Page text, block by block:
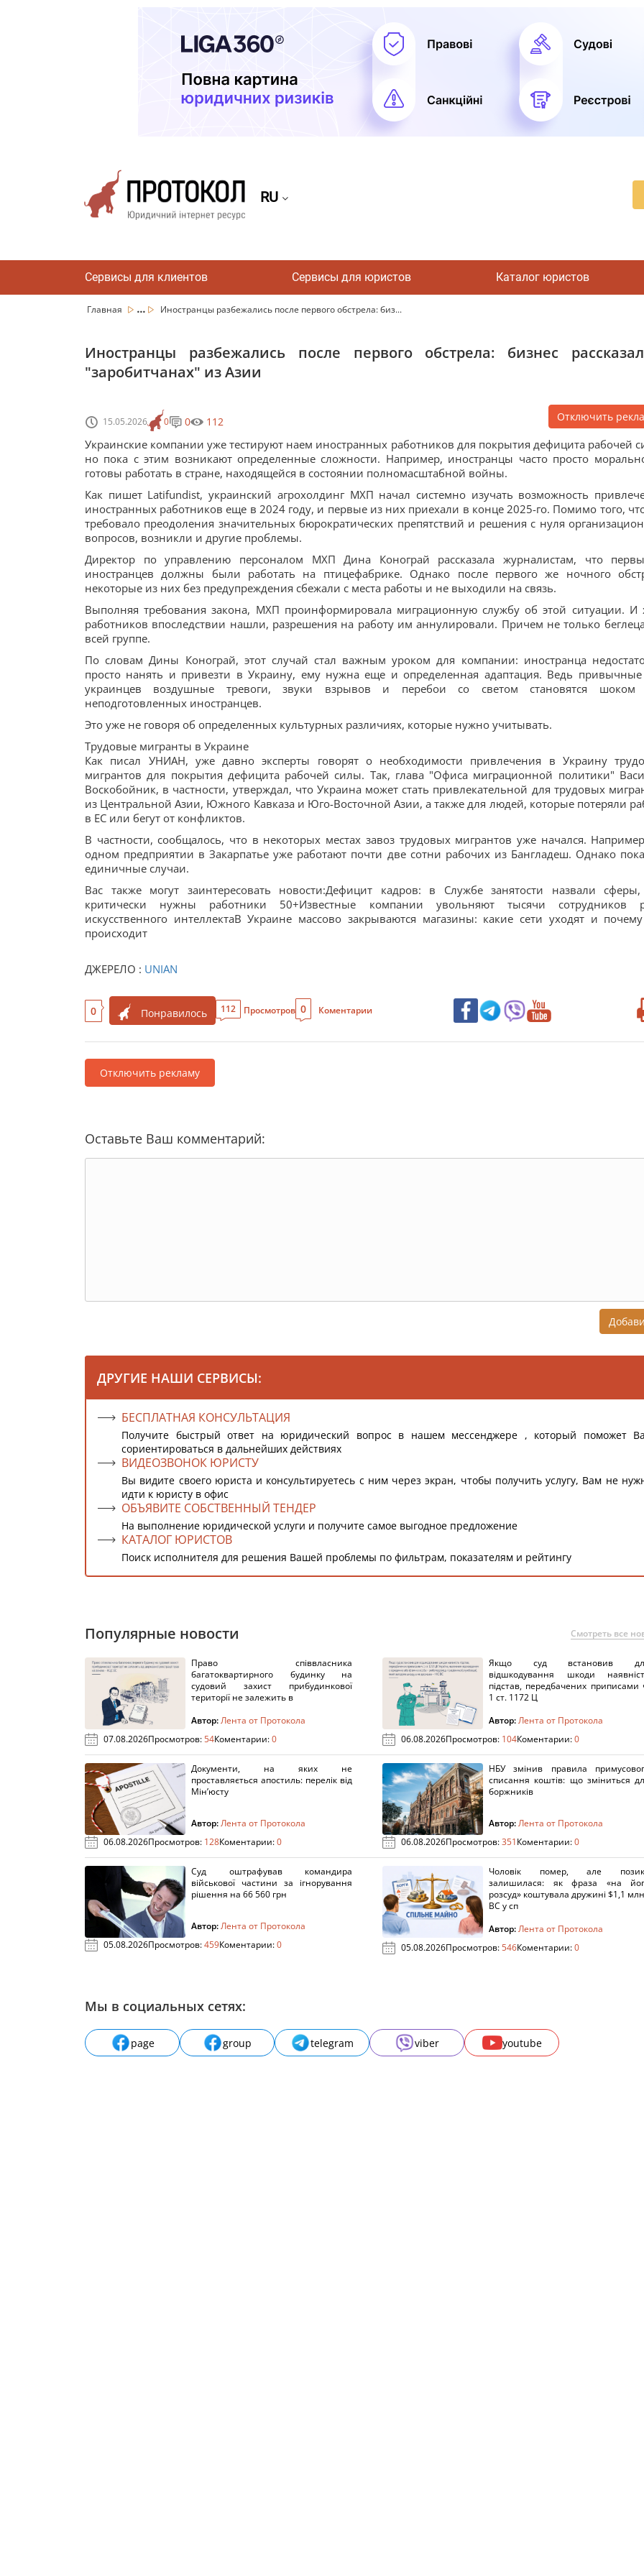
RU
Сервисы для клиентов Сервисы для юристов Каталог юристов
Главная ... Иностранцы разбежались после первого обстрела: биз...
Иностранцы разбежались после первого обстрела: бизнес
"заробитчанах" из Азии
15.05.2026 0 0 112 Отключить
Украинские компании уже тестируют наем иностранных работников для покрытия дефицита рабочей
но пока с этим возникают определенные сложности. Например, иностранцы часто просто
готовы работать в стране, находящейся в состоянии полномасштабной войны.
Как пишет Latifundist, украинский агрохолдинг МХП начал системно изучать возможность
иностранных работников еще в 2024 году, и первые из них приехали в конце 2025-го. Помимо того,
требовало преодоления значительных бюрократических препятствий и решения с нуля
вопросов, возникли и другие проблемы.
Директор по управлению персоналом МХП Дина Конограй рассказала журналистам, что
иностранцев должны были работать на птицефабрике. Однако после первого же ночного
некоторые из них без предупреждения сбежали с места работы и не выходили на связь.
Выполняя требования закона, МХП проинформировала миграционную службу об этой ситуации. И
работников впоследствии нашли, разрешения на работу им аннулировали. Причем не только
всей группе.
По словам Дины Конограй, этот случай стал важным уроком для компании: иностранца
просто нанять и привезти в Украину, ему нужна еще и определенная адаптация. Ведь
украинцев воздушные тревоги, звуки взрывов и перебои со светом становятся шоком
неподготовленных иностранцев.
Это уже не говоря об определенных культурных различиях, которые нужно учитывать.
Трудовые мигранты в Украине
Как писал УНИАН, уже давно эксперты говорят о необходимости привлечения в Украину
мигрантов для покрытия дефицита рабочей силы. Так, глава "Офиса миграционной политики"
Воскобойник, в частности, утверждал, что Украина может стать привлекательной для трудовых
из Центральной Азии, Южного Кавказа и Юго-Восточной Азии, а также для людей, которые потеряли
в ЕС или бегут от конфликтов.
В частности, сообщалось, что в некоторых местах завоз трудовых мигрантов уже начался.
одном предприятии в Закарпатье уже работают почти две сотни рабочих из Бангладеш. Однако
единичные случаи.
Вас также могут заинтересовать новости:Дефицит кадров: в Службе занятости назвали
критически нужны работники 50+Известные компании увольняют тысячи сотрудников
искусственного интеллектаВ Украине массово закрываются магазины: какие сети уходят и
происходит
ДЖЕРЕЛО : UNIAN
0 Понравилось 112 Просмотров 0 Коментарии
Отключить рекламу
Оставьте Ваш комментарий:
ДРУГИЕ НАШИ СЕРВИСЫ:
БЕСПЛАТНАЯ КОНСУЛЬТАЦИЯ
Получите быстрый ответ на юридический вопрос в нашем мессенджере , который поможет
сориентироваться в дальнейших действиях
ВИДЕОЗВОНОК ЮРИСТУ
Вы видите своего юриста и консультируетесь с ним через экран, чтобы получить услугу, Вам не
идти к юристу в офис
ОБЪЯВИТЕ СОБСТВЕННЫЙ ТЕНДЕР
На выполнение юридической услуги и получите самое выгодное предложение
КАТАЛОГ ЮРИСТОВ
Поиск исполнителя для решения Вашей проблемы по фильтрам, показателям и рейтингу
Популярные новости Смотреть все
Право співвласника
багатоквартирного будинку на
судовий захист прибудинкової
території не залежить в
Автор:Лента от Протокола
07.08.2026Просмотров:54Коментарии:0
Якщо суд встановив
відшкодування шкоди
підстав, передбачених приписами
1 ст. 1172 Ц
Автор:Лента от Протокола
06.08.2026Просмотров: 104Коментарии:0
Документи, на яких не
проставляється апостиль: перелік від
Мін’юсту
Автор:Лента от Протокола
06.08.2026Просмотров: 128Коментарии:0
НБУ змінив правила
списання коштів: що зміниться
боржників
Автор:Лента от Протокола
06.08.2026Просмотров:351Коментарии:0
Суд оштрафував командира
військової частини за ігнорування
рішення на 66 560 грн
Автор:Лента от Протокола
05.08.2026Просмотров:459Коментарии:0
Чоловік помер, але
залишилася: як фраза «на
розсуд» коштувала дружині $1,1
ВС у сп
Автор:Лента от Протокола
05.08.2026Просмотров:546Коментарии:0
Мы в социальных сетях:
page group telegram viber youtube